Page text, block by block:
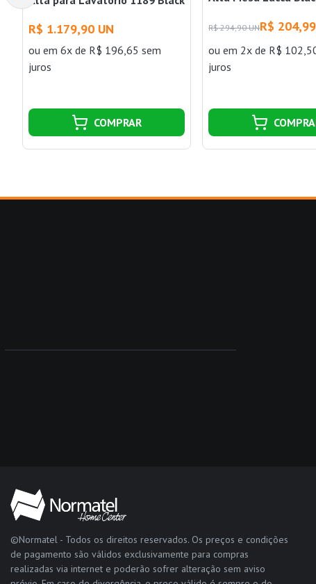
R$ 1.179,90 UN
ou em 6x de R$ 196,65 sem
juros
COMPRAR
R$ 294,90 UNR$
ouem 2x de R$
juros
©Normatel - Todos os direitos reservados. Os preços e condições
de pagamento são válidos exclusivamente para compras
realizadas via internet e poderão sofrer alteração sem aviso